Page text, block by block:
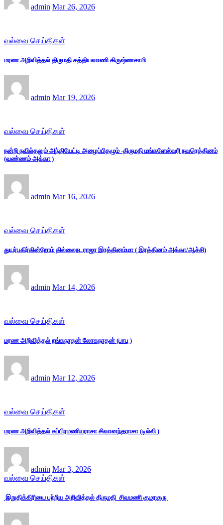
admin Mar 26, 2026
வல்வை செய்திகள்
மரண அறிவித்தல் திருமதி சத்தியவாணி கிருஷ்ணசாமி
admin Mar 19, 2026
வல்வை செய்திகள்
நன்றி நவில்தலும் அந்தியேட்டி அழைப்பிதழும் -திருமதி மங்களேஸ்வரி நவரெத்தினம்
(வண்ணம் அக்கா )
admin Mar 16, 2026
வல்வை செய்திகள்
துயர்பகிர்கின்றோம் தில்லைநடராஜா இரத்தினம்மா ( இரத்தினம் அக்கா/ஆச்சி)
admin Mar 14, 2026
வல்வை செய்திகள்
மரண அறிவித்தல் றங்கநாதன் லோகநாதன் (பாபு )
admin Mar 12, 2026
வல்வை செய்திகள்
மரண அறிவித்தல் சுப்பிரமணியராசா சிவானந்தராசா (டில்லி )
admin Mar 3, 2026
வல்வை செய்திகள்
இறுதிக்கிரியை பற்றிய அறிவித்தல் திருமதி சிவமணி குமரகுரு